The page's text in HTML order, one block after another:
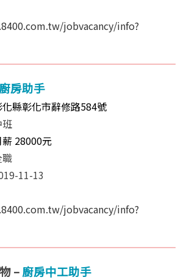
jobvacancy/info?
廚房助手
化縣彰化市辭修路584號
班
薪 28000元
職
11-13
jobvacancy/info?
–廚房中工助手